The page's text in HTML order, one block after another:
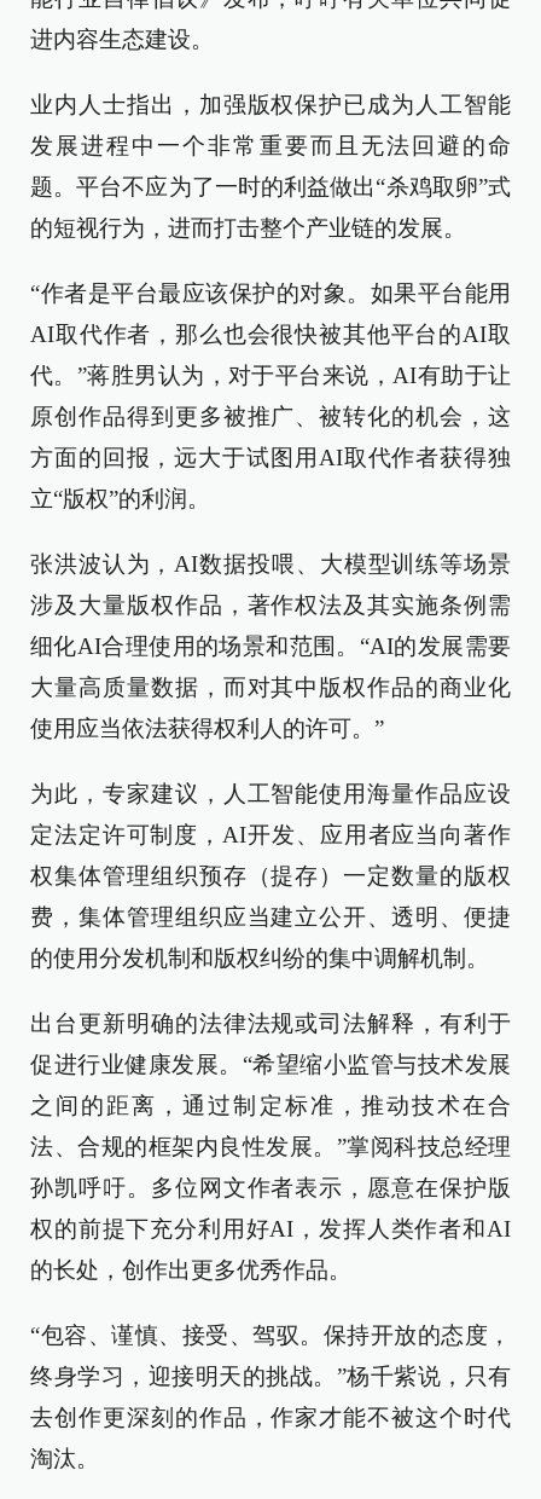
进内容生态建设。
业内人士指出，加强版权保护已成为人工智能
发展进程中一个非常重要而且无法回避的命
题。平台不应为了一时的利益做出“杀鸡取卵”式
的短视行为，进而打击整个产业链的发展。
“作者是平台最应该保护的对象。如果平台能用
AI取代作者，那么也会很快被其他平台的AI取
代。”蒋胜男认为，对于平台来说，AI有助于让
原创作品得到更多被推广、被转化的机会，这
方面的回报，远大于试图用AI取代作者获得独
立“版权”的利润。
张洪波认为，AI数据投喂、大模型训练等场景
涉及大量版权作品，著作权法及其实施条例需
细化AI合理使用的场景和范围。“AI的发展需要
大量高质量数据，而对其中版权作品的商业化
使用应当依法获得权利人的许可。”
为此，专家建议，人工智能使用海量作品应设
定法定许可制度，AI开发、应用者应当向著作
权集体管理组织预存（提存）一定数量的版权
费，集体管理组织应当建立公开、透明、便捷
的使用分发机制和版权纠纷的集中调解机制。
出台更新明确的法律法规或司法解释，有利于
促进行业健康发展。“希望缩小监管与技术发展
之间的距离，通过制定标准，推动技术在合
法、合规的框架内良性发展。”掌阅科技总经理
孙凯呼吁。多位网文作者表示，愿意在保护版
权的前提下充分利用好AI，发挥人类作者和AI
的长处，创作出更多优秀作品。
“包容、谨慎、接受、驾驭。保持开放的态度，
终身学习，迎接明天的挑战。”杨千紫说，只有
去创作更深刻的作品，作家才能不被这个时代
淘汰。